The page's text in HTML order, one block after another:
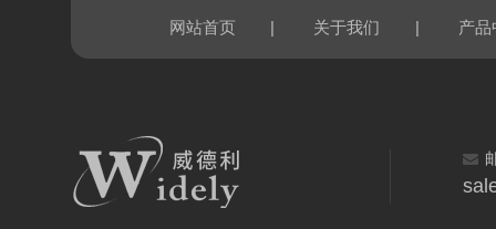
网站首页 | 关于我们 | 产品